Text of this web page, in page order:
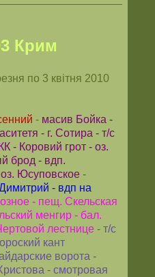
Крим
по 3 квітня 2010
- масив Бойка -
- г. Сотира - т/с
- Коровий грот - оз.
брод - вдп.
Юсуповское -
- вдп на
- пещ. Скельская
менгир - бал.
лестнице - т/с
кант
ворота -
- смотровая